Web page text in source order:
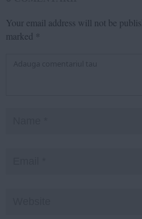
Your email address will not be
marked *